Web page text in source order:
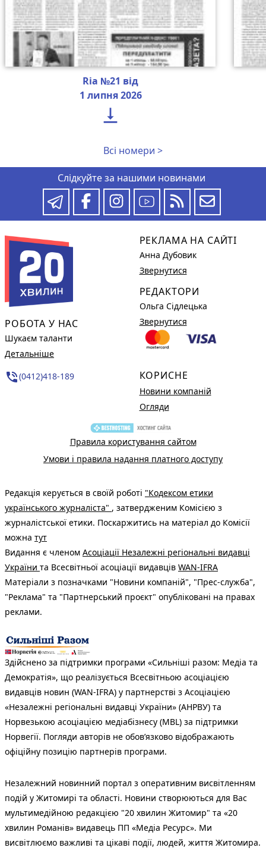
Ria №21 від
1 липня 2026

Всі номери >
Слідкуйте за нашими новинами
РОБОТА У НАС
Шукаєм таланти
Детальніше
phone_in_talk(0412)418-189
РЕКЛАМА НА САЙТІ
Анна Дубовик
Звернутися
РЕДАКТОРИ
Ольга Сідлецька
Звернутися
КОРИСНЕ
Новини компаній
Огляди
Правила користування сайтом
Умови і правила надання платного доступу
Редакція керується в своїй роботі "Кодексом етики
українського журналіста" , затвердженим Комісією з
журналістської етики. Поскаржитись на матеріал до Комісії
можна тут
Видання є членом Асоціації Незалежні регіональні видавці
України та Всесвітньої асоціації видавців WAN-IFRA
Матеріали з позначками "Новини компаній", "Прес-служба",
"Реклама" та "Партнерський проєкт" опубліковані на правах
реклами.
Здійснено за підтримки програми «Сильніші разом: Медіа та
Демократія», що реалізується Всесвітньою асоціацією
видавців новин (WAN-IFRA) у партнерстві з Асоціацією
«Незалежні регіональні видавці України» (АНРВУ) та
Норвезькою асоціацією медіабізнесу (MBL) за підтримки
Норвегії. Погляди авторів не обов’язково відображають
офіційну позицію партнерів програми.
Незалежний новинний портал з оперативним висвітленням
подій у Житомирі та області. Новини створюються для Вас
мультимедійною редакцією "20 хвилин Житомир" та «20
хвилин Романів» видавець ПП «Медіа Ресурс». Ми
висвітлюємо важливі та цікаві події, людей, життя Житомира.